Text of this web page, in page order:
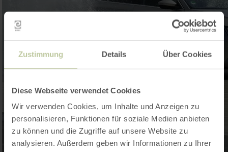
Zustimmung Details Über Cookies
Diese Webseite verwendet Cookies
Wir verwenden Cookies, um Inhalte und Anzeigen zu
personalisieren, Funktionen für soziale Medien anbieten
zu können und die Zugriffe auf unsere Website zu
analysieren. Außerdem geben wir Informationen zu Ihrer